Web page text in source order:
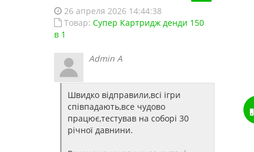
26 апреля 2026 14:44:38
Товар: Супер Картридж денди 150
в 1
Admin A
Швидко відправили,всі ігри
співпадають,все чудово
працює,тестував на соборі 30
річної давнини.
Код товара:1486
13 отзывов